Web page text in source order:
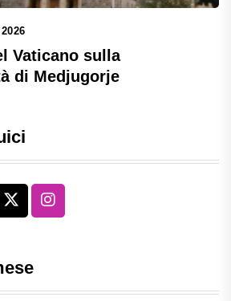
Vaticano sulla
di Medjugorje